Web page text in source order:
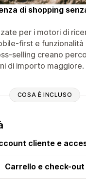
di shopping
per i motori di
first e
selling creano
di importo maggiore.
COSA È INCLUSO
cliente e
Carrello e check-out